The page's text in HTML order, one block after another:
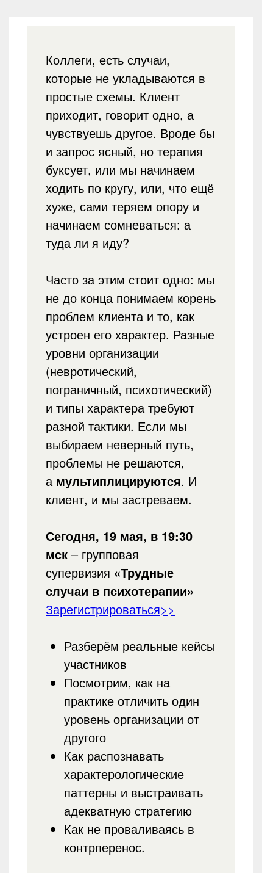
Коллеги, есть случаи,
которые не укладываются в
простые схемы. Клиент
приходит, говорит одно, а
чувствуешь другое. Вроде бы
и запрос ясный, но терапия
буксует, или мы начинаем
ходить по кругу, или, что ещё
хуже, сами теряем опору и
начинаем сомневаться: а
туда ли я иду?
Часто за этим стоит одно: мы
не до конца понимаем корень
проблем клиента и то, как
устроен его характер. Разные
уровни организации
(невротический,
пограничный, психотический)
и типы характера требуют
разной тактики. Если мы
выбираем неверный путь,
проблемы не решаются,
а мультиплицируются. И
клиент, и мы застреваем.
Сегодня, 19 мая, в 19:30
мск – групповая
супервизия «Трудные
случаи в психотерапии»
Зарегистрироваться>>
Разберём реальные кейсы
участников
Посмотрим, как на
практике отличить один
уровень организации от
другого
Как распознавать
характерологические
паттерны и выстраивать
адекватную стратегию
Как не проваливаясь в
контрперенос.